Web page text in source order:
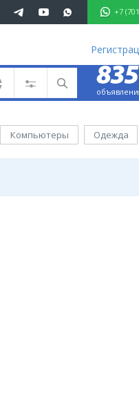
+7
233 33 81 835
Компьютеры Одежда